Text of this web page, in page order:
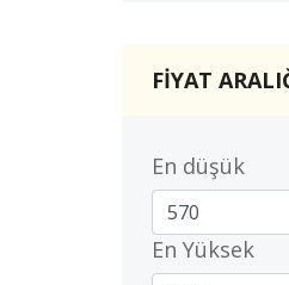
FİYAT
En düşük
En Yüksek